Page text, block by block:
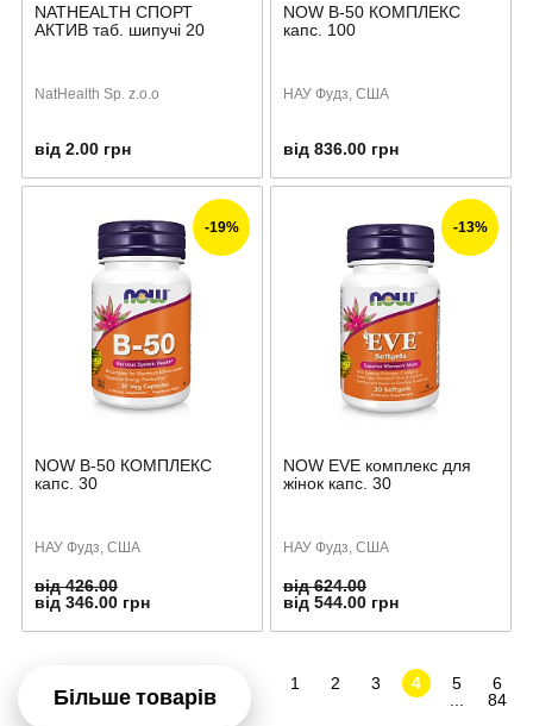
NATHEALTH СПОРТ
АКТИВ таб. шипучі 20
NatHealth Sp. z.o.o
від 2.00 грн
NOW B-50 КОМПЛЕКС
капс. 100
НАУ Фудз, США
від 836.00 грн
-19%
NOW B-50 КОМПЛЕКС
капс. 30
НАУ Фудз, США
від 426.00
від 346.00 грн
-13%
NOW EVE комплекс для
жінок капс. 30
НАУ Фудз, США
від 624.00
від 544.00 грн
Більше товарів
1 2 3 4 5
6
84